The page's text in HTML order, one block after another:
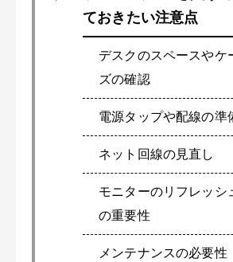
ておきたい注意点
デスクのスペースやケ
ズの確認
電源タップや配線の準
ネット回線の見直し
モニターのリフレッシ
の重要性
メンテナンスの必要性